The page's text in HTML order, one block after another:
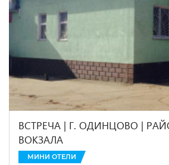
ВСТРЕЧА | Г. ОДИНЦОВО |
ВОКЗАЛА
МИНИ ОТЕЛИ